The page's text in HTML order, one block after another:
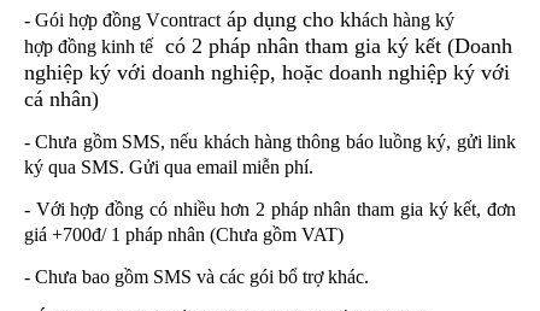
- Gói hợp đồng Vcontractáp dụng cho khách hàng ký
hợp đồng kinh tếcó 2 pháp nhân tham gia ký kết (Doanh
nghiệp ký với doanh nghiệp, hoặc doanh nghiệp ký với
cá nhân)
- Chưa gồm SMS, nếu khách hàng thông báo luồng ký, gửi link
ký qua SMS. Gửi qua email miễn phí.
- Với hợp đồng có nhiều hơn 2 pháp nhân tham gia ký kết, đơn
giá +700đ/ 1 pháp nhân (Chưa gồm VAT)
- Chưa bao gồm SMS và các gói bổ trợ khác.